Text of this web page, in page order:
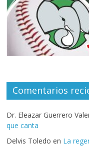
Comentarios
Dr. Eleazar Guerrero
que canta
Delvis Toledo en La